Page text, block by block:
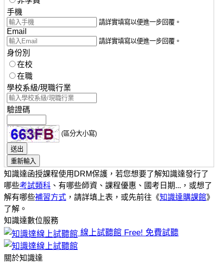
手機
請詳實填寫以便進一步回覆。
Email
請詳實填寫以便進一步回覆。
身份別
在校
在職
學校系級/現職行業
驗證碼
(區分大小寫)
知識達函授課程使用DRM保護，若您想要了解知識達發行了
哪些考試類科 、有哪些師資、課程優惠、國考日期...，或想了
解有哪些補習方式 ，請詳填上表，或先前往《知識達購課館》
了解。
知識達數位服務
線上試聽館 Free! 免費試聽
關於知識達